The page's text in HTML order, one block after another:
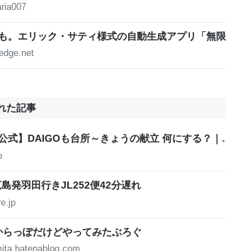
。エリック・サティ様式の自動生成アプリ「無
で作って公開した（CloseBox） | テクノエッジ
た記事
式】DAIGOも台所～きょうの献立 何にする？｜
発羽田行きJL252便42分遅れ
っぽだけどやってみたぶろぐ